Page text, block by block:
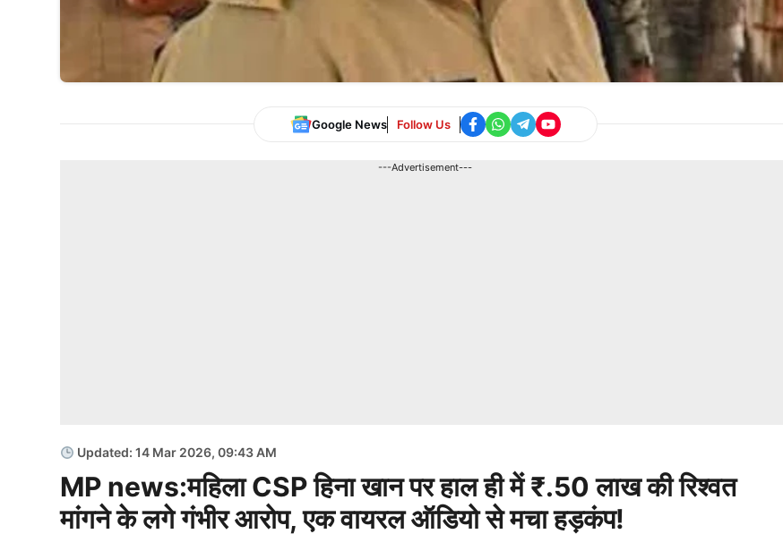
Google News Follow Us
---Advertisement---
Updated: 14 Mar 2026, 09:43 AM
MP news:महिला CSP हिना खान पर हाल ही में ₹.50 लाख की रिश्वत
मांगने के लगे गंभीर आरोप, एक वायरल ऑडियो से मचा हड़कंप!